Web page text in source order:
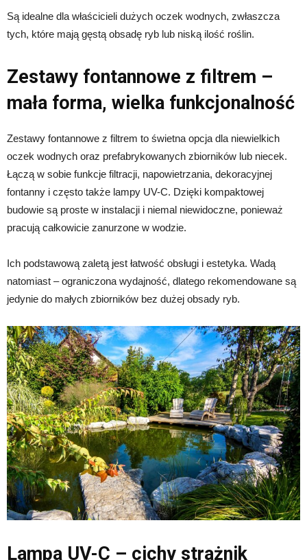
Są idealne dla właścicieli dużych oczek wodnych, zwłaszcza
tych, które mają gęstą obsadę ryb lub niską ilość roślin.
Zestawy fontannowe z filtrem –
mała forma, wielka funkcjonalność
Zestawy fontannowe z filtrem to świetna opcja dla niewielkich
oczek wodnych oraz prefabrykowanych zbiorników lub niecek.
Łączą w sobie funkcje filtracji, napowietrzania, dekoracyjnej
fontanny i często także lampy UV-C. Dzięki kompaktowej
budowie są proste w instalacji i niemal niewidoczne, ponieważ
pracują całkowicie zanurzone w wodzie.
Ich podstawową zaletą jest łatwość obsługi i estetyka. Wadą
natomiast – ograniczona wydajność, dlatego rekomendowane są
jedynie do małych zbiorników bez dużej obsady ryb.
Lampa UV-C – cichy strażnik